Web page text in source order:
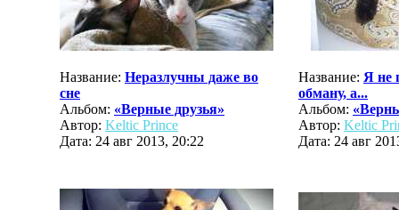
Название: Неразлучны даже во
сне
Альбом: «Верные друзья»
Автор: Keltic Prince
Дата: 24 авг 2013, 20:22
Название: Я не
обману, а...
Альбом:
Автор: Keltic
Дата: 24 авг